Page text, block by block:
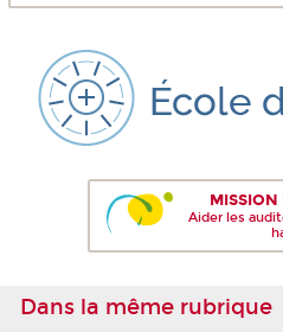
Aider les
Dans la même rubrique